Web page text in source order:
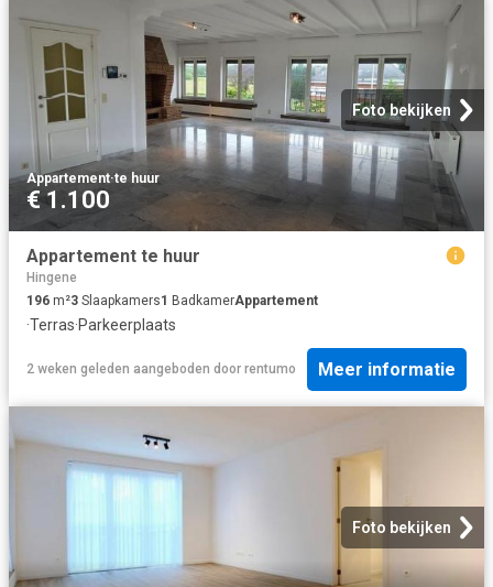
Foto bekijken
Appartement·te huur
€ 1.100
Appartement te huur
Hingene
196 m²3 Slaapkamers1 BadkamerAppartement
·Terras·Parkeerplaats
2 weken geleden aangeboden door rentumo Meer informatie
Foto bekijken